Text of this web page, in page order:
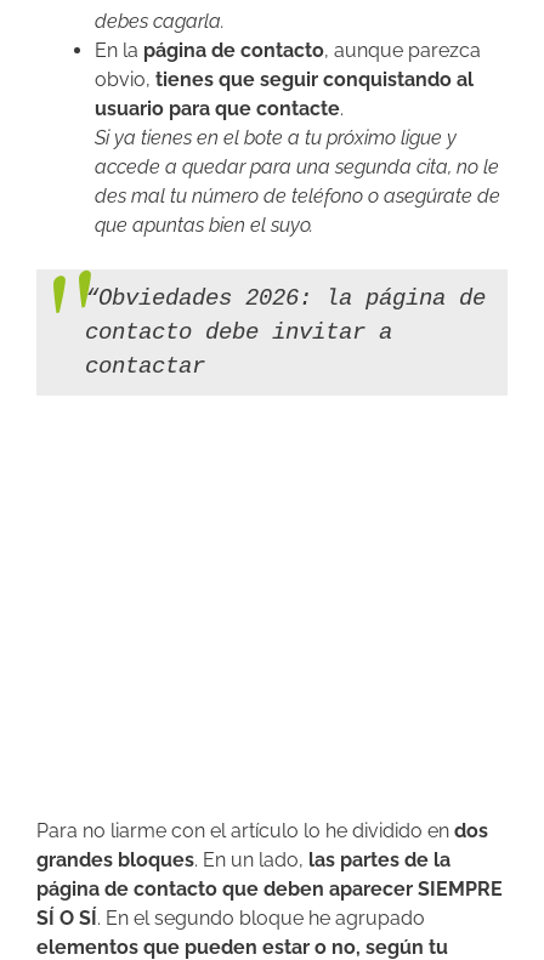
debes cagarla.
En la página de contacto, aunque parezca
obvio, tienes que seguir conquistando al
usuario para que contacte.
Si ya tienes en el bote a tu próximo ligue y
accede a quedar para una segunda cita, no le
des mal tu número de teléfono o asegúrate de
que apuntas bien el suyo.
“Obviedades 2026: la página de
contacto debe invitar a
contactar
Para no liarme con el artículo lo he dividido en dos
grandes bloques. En un lado, las partes de la
página de contacto que deben aparecer SIEMPRE
SÍ O SÍ. En el segundo bloque he agrupado
elementos que pueden estar o no, según tu